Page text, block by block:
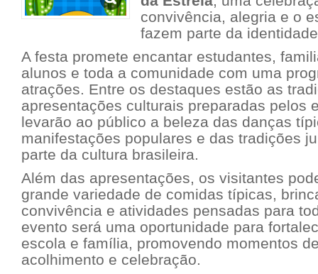
convivência, alegria e o
fazem parte da
A festa promete encantar estudantes,
alunos e toda a comunidade com uma
atrações. Entre os destaques estão as
apresentações culturais preparadas pelos
levarão ao público a beleza das danças
manifestações populares e das tradições
parte da cultura brasileira.
Além das apresentações, os visitantes
grande variedade de comidas típicas,
convivência e atividades pensadas para
evento será uma oportunidade para
escola e família, promovendo momentos
acolhimento e celebração.